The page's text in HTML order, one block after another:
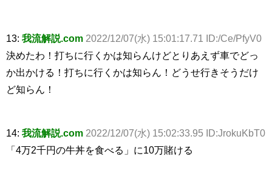
13: 我流解説.com 2022/12/07(水) 15:01:17.71 ID:/Ce/PfyV0
決めたわ！打ちに行くかは知らんけどとりあえず車でどっ
か出かける！打ちに行くかは知らん！どうせ行きそうだけ
ど知らん！
14: 我流解説.com 2022/12/07(水) 15:02:33.95 ID:JrokuKbT0
「4万2千円の牛丼を食べる」に10万賭ける